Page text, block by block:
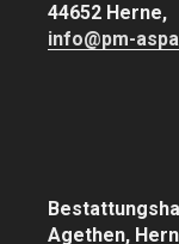
44652 Herne,
info@pm-
Agethen,